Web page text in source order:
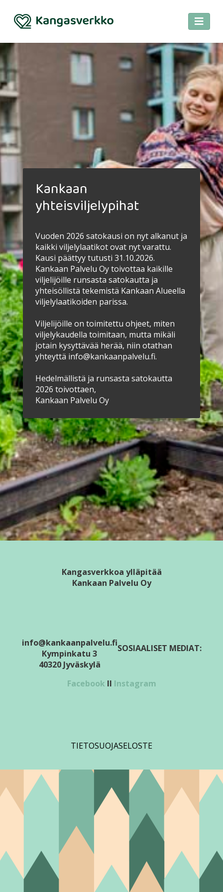
Kankaan
yhteisviljelypihat
Vuoden 2026 satokausi on nyt alkanut ja
kaikki viljelylaatikot ovat nyt varattu.
Kausi päättyy tutusti 31.10.2026.
Kankaan Palvelu Oy toivottaa kaikille
viljelijöille runsasta satokautta ja
yhteisöllistä tekemistä Kankaan Alueella
viljelylaatikoiden parissa.
Viljelijöille on toimitettu ohjeet, miten
viljelykaudella toimitaan, mutta mikäli
jotain kysyttävää herää, niin otathan
yhteyttä info@kankaanpalvelu.fi.
Hedelmällistä ja runsasta satokautta
2026 toivottaen,
Kankaan Palvelu Oy
Kangasverkkoa ylläpitää
Kankaan Palvelu Oy
info@kankaanpalvelu.fi
Kympinkatu 3
40320 Jyväskylä
SOSIAALISET MEDIAT:
Facebook II Instagram
TIETOSUOJASELOSTE